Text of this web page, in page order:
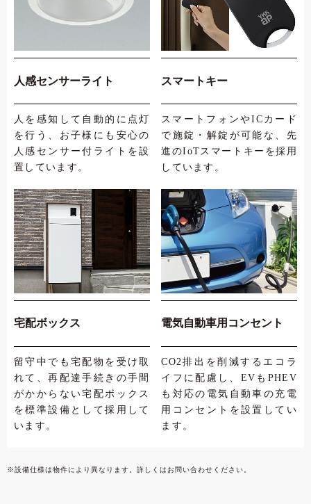
人感センサーライト
人を感知して自動的に点灯
を行う、お子様にも安心の
人感センサー付ライトを設
置しています。
スマートキー
スマートフォンやICカード
で施錠・解錠が可能な、先
進のIoTスマートキーを採用
しています。
宅配ボックス
留守中でも宅配物を受け取
れて、再配達手続きの手間
がかからない宅配ボックス
を標準設備として採用して
います。
電気自動車用コンセント
CO2排出を削減するエコラ
イフに配慮し、EVもPHEV
も対応の電気自動車の充電
用コンセントを設置してい
ます。
※設備仕様は物件により異なります。詳しくはお問い合わせください。